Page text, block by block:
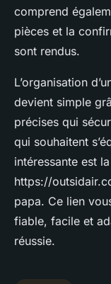
comprend
pièces et la
sont rendus.
L’organisation
devient simple
précises qui
qui souhaitent
intéressante est
https://
papa. Ce lien
fiable, facile et
réussie.